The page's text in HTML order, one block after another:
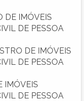
DE IMÓVEIS
DE PESSOA
DE IMÓVEIS
DE PESSOA
IMÓVEIS
DE PESSOA